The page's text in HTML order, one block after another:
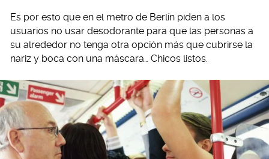
Es por esto que en el metro de Berlín piden a los
usuarios no usar desodorante para que las personas a
su alrededor no tenga otra opción más que cubrirse la
nariz y boca con una máscara… Chicos listos.